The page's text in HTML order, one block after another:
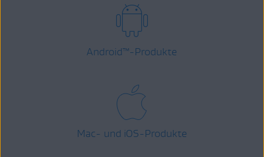
Android™-Produkte
Mac- und iOS-Produkte